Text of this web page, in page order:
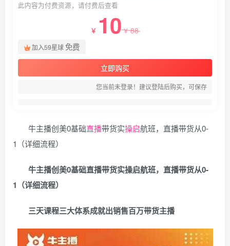
此内容为付费资源，请付费后查看
￥ 10￥88
加入59星球免费
立即购买
您当前未登录！建议登陆后购买，可保存
牛主播创美0基础直播带货实操启航班，直播带货从0-
1（详细流程）
牛主播创美0基础直播带货实操启航班，直播带货从0-
1（详细流程）
三天课程三大体系成就出销售百万带货主播